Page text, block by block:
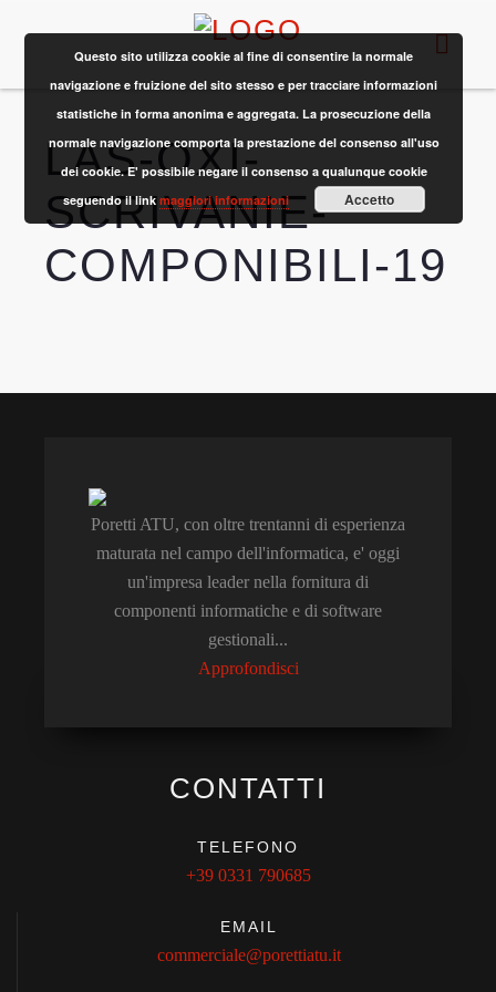
LAS-OXI-
SCRIVANIE-
COMPONIBILI-19
Poretti ATU, con oltre trentanni di esperienza
maturata nel campo dell'informatica, e' oggi
un'impresa leader nella fornitura di
componenti informatiche e di software
gestionali...
Approfondisci
CONTATTI
TELEFONO
+39 0331 790685
EMAIL
commerciale@porettiatu.it
Questo sito utilizza cookie al fine di consentire la normale
navigazione e fruizione del sito stesso e per tracciare informazioni
statistiche in forma anonima e aggregata. La prosecuzione della
normale navigazione comporta la prestazione del consenso all'uso
dei cookie. E' possibile negare il consenso a qualunque cookie
seguendo il linkmaggiori informazioni Accetto